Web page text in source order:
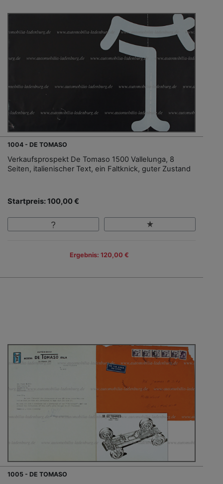
1004 - DE TOMASO
Verkaufsprospekt De Tomaso 1500 Vallelunga, 8
Seiten, italienischer Text, ein Faltknick, guter Zustand
Startpreis: 100,00 €
Ergebnis: 120,00 €
1005 - DE TOMASO